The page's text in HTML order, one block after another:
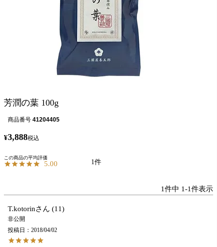
芳潤の葉 100g
商品番号 41204405
¥3,888税込
5.00 1
1件中 1-1件表示
T.kotorin 11
非公開
投稿日
2018/04/02